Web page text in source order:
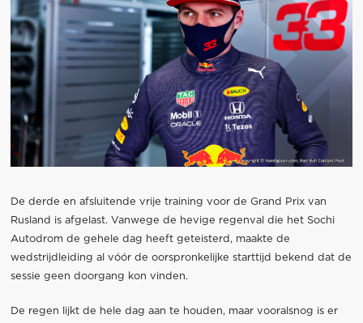
De derde en afsluitende vrije training voor de Grand Prix van
Rusland is afgelast. Vanwege de hevige regenval die het Sochi
Autodrom de gehele dag heeft geteisterd, maakte de
wedstrijdleiding al vóór de oorspronkelijke starttijd bekend dat de
sessie geen doorgang kon vinden.
De regen lijkt de hele dag aan te houden, maar vooralsnog is er